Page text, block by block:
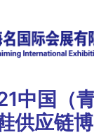
中国（
供应链